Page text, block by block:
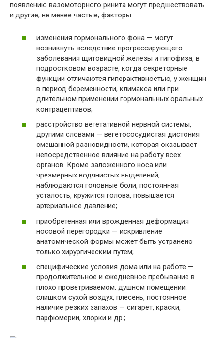
появлению вазомоторного ринита могут предшествовать
и другие, не менее частые, факторы:
изменения гормонального фона — могут
возникнуть вследствие прогрессирующего
заболевания щитовидной железы и гипофиза, в
подростковом возрасте, когда секреторные
функции отличаются гиперактивностью, у женщин
в период беременности, климакса или при
длительном применении гормональных оральных
контрацептивов;
расстройство вегетативной нервной системы,
другими словами — вегетососудистая дистония
смешанной разновидности, которая оказывает
непосредственное влияние на работу всех
органов. Кроме заложенного носа или
чрезмерных водянистых выделений,
наблюдаются головные боли, постоянная
усталость, кружится голова, повышается
артериальное давление;
приобретенная или врожденная деформация
носовой перегородки — искривление
анатомической формы может быть устранено
только хирургическим путем;
специфические условия дома или на работе —
продолжительное и ежедневное пребывание в
плохо проветриваемом, душном помещении,
слишком сухой воздух, плесень, постоянное
наличие резких запахов — сигарет, краски,
парфюмерии, хлорки и др.;